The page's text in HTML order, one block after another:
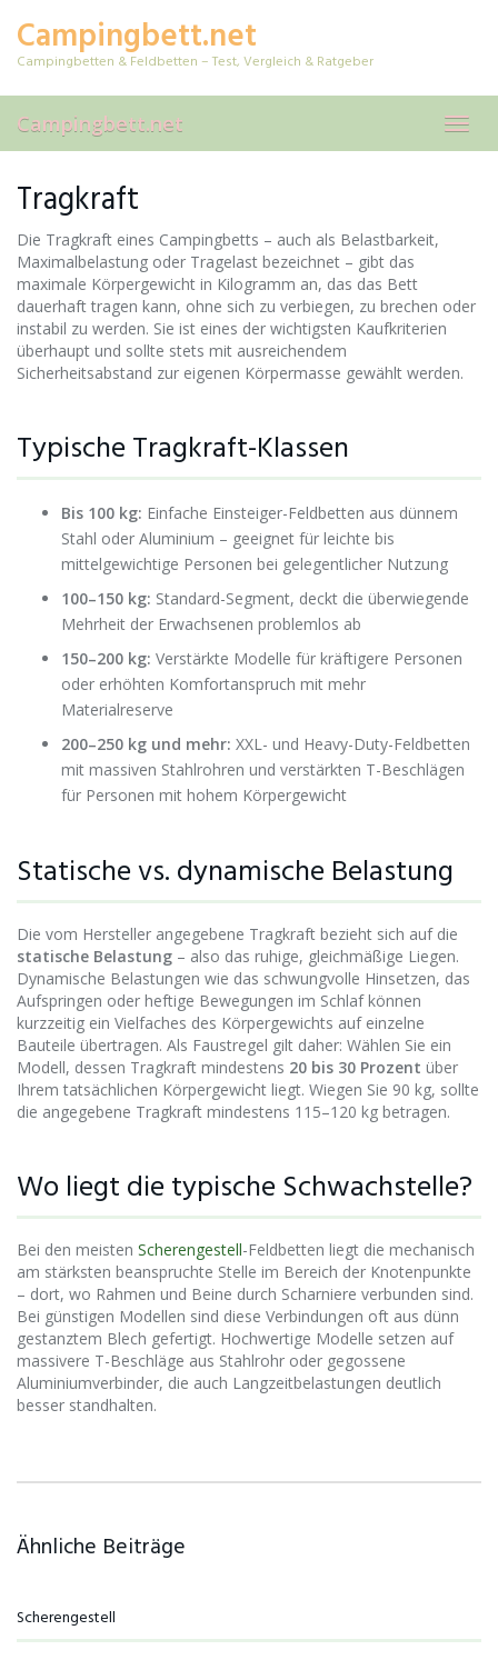
mainCampingbett.net
Campingbetten & Feldbetten – Test, Vergleich & Ratgeber
Campingbett.net
Tragkraft
Die Tragkraft eines Campingbetts – auch als Belastbarkeit,
Maximalbelastung oder Tragelast bezeichnet – gibt das
maximale Körpergewicht in Kilogramm an, das das Bett
dauerhaft tragen kann, ohne sich zu verbiegen, zu brechen oder
instabil zu werden. Sie ist eines der wichtigsten Kaufkriterien
überhaupt und sollte stets mit ausreichendem
Sicherheitsabstand zur eigenen Körpermasse gewählt werden.
Typische Tragkraft-Klassen
Bis 100 kg: Einfache Einsteiger-Feldbetten aus dünnem
Stahl oder Aluminium – geeignet für leichte bis
mittelgewichtige Personen bei gelegentlicher Nutzung
100–150 kg: Standard-Segment, deckt die überwiegende
Mehrheit der Erwachsenen problemlos ab
150–200 kg: Verstärkte Modelle für kräftigere Personen
oder erhöhten Komfortanspruch mit mehr
Materialreserve
200–250 kg und mehr: XXL- und Heavy-Duty-Feldbetten
mit massiven Stahlrohren und verstärkten T-Beschlägen
für Personen mit hohem Körpergewicht
Statische vs. dynamische Belastung
Die vom Hersteller angegebene Tragkraft bezieht sich auf die
statische Belastung – also das ruhige, gleichmäßige Liegen.
Dynamische Belastungen wie das schwungvolle Hinsetzen, das
Aufspringen oder heftige Bewegungen im Schlaf können
kurzzeitig ein Vielfaches des Körpergewichts auf einzelne
Bauteile übertragen. Als Faustregel gilt daher: Wählen Sie ein
Modell, dessen Tragkraft mindestens 20 bis 30 Prozent über
Ihrem tatsächlichen Körpergewicht liegt. Wiegen Sie 90 kg, sollte
die angegebene Tragkraft mindestens 115–120 kg betragen.
Wo liegt die typische Schwachstelle?
Bei den meisten Scherengestell-Feldbetten liegt die mechanisch
am stärksten beanspruchte Stelle im Bereich der Knotenpunkte
– dort, wo Rahmen und Beine durch Scharniere verbunden sind.
Bei günstigen Modellen sind diese Verbindungen oft aus dünn
gestanztem Blech gefertigt. Hochwertige Modelle setzen auf
massivere T-Beschläge aus Stahlrohr oder gegossene
Aluminiumverbinder, die auch Langzeitbelastungen deutlich
besser standhalten.
Ähnliche Beiträge
Scherengestell